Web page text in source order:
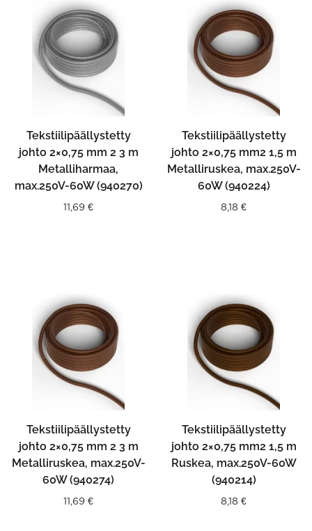
Tekstiilipäällystetty
johto 2×0,75 mm 2 3 m
Metalliharmaa,
max.250V-60W (940270)
11,69 €
Tekstiilipäällystetty
johto 2×0,75 mm2 1,5 m
Metalliruskea, max.250V-
60W (940224)
8,18 €
Tekstiilipäällystetty
johto 2×0,75 mm 2 3 m
Metalliruskea, max.250V-
60W (940274)
11,69 €
Tekstiilipäällystetty
johto 2×0,75 mm2 1,5 m
Ruskea, max.250V-60W
(940214)
8,18 €